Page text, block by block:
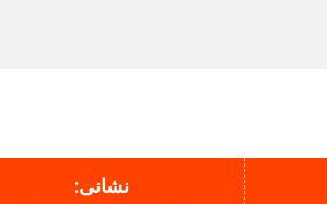
نشانی: